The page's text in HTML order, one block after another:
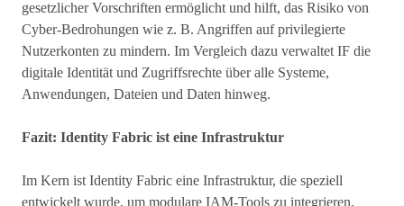
gesetzlicher Vorschriften ermöglicht und hilft, das Risiko von
Cyber-Bedrohungen wie z. B. Angriffen auf privilegierte
Nutzerkonten zu mindern. Im Vergleich dazu verwaltet IF die
digitale Identität und Zugriffsrechte über alle Systeme,
Anwendungen, Dateien und Daten hinweg.
Fazit: Identity Fabric ist eine Infrastruktur
Im Kern ist Identity Fabric eine Infrastruktur, die speziell
entwickelt wurde, um modulare IAM-Tools zu integrieren,